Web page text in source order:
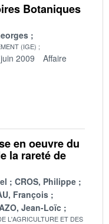
Botaniques
(IGE)
2009
Affaire
en oeuvre du
la rareté de
CROS, Philippe
François
Jean-Loïc
L'AGRICULTURE ET DES